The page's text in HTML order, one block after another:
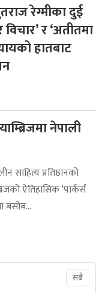
रेग्मीका दुई
र ‘अतीतमा
हातबाट
नेपाली
साहित्य प्रतिष्ठानको
ऐतिहासिक ‘पार्कर्स
बसोब...
सबै